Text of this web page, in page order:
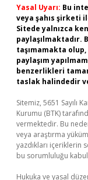
Yasal Uyarı: Bu
veya şahıs şirketi
Sitede yalnızca
taşımamakta
paylaşım
benzerlikleri
taslak halindedir
Sitemiz, 5651 Sayılı
Kurumu (BTK)
vermektedir. Bu
veya araştırma
yazdıkları içeriklerin
bu sorumluluğu kabul
Hukuka ve yasal